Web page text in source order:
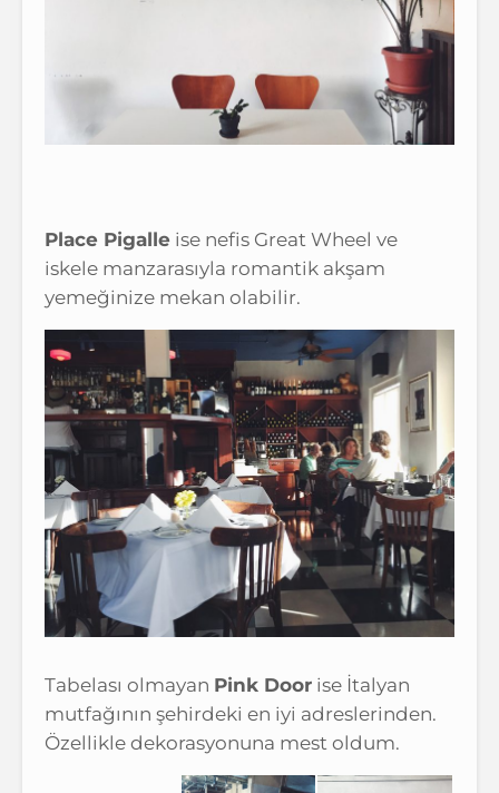
Place Pigalle ise nefis Great Wheel ve
iskele manzarasıyla romantik akşam
yemeğinize mekan olabilir.
Tabelası olmayan Pink Door ise İtalyan
mutfağının şehirdeki en iyi adreslerinden.
Özellikle dekorasyonuna mest oldum.